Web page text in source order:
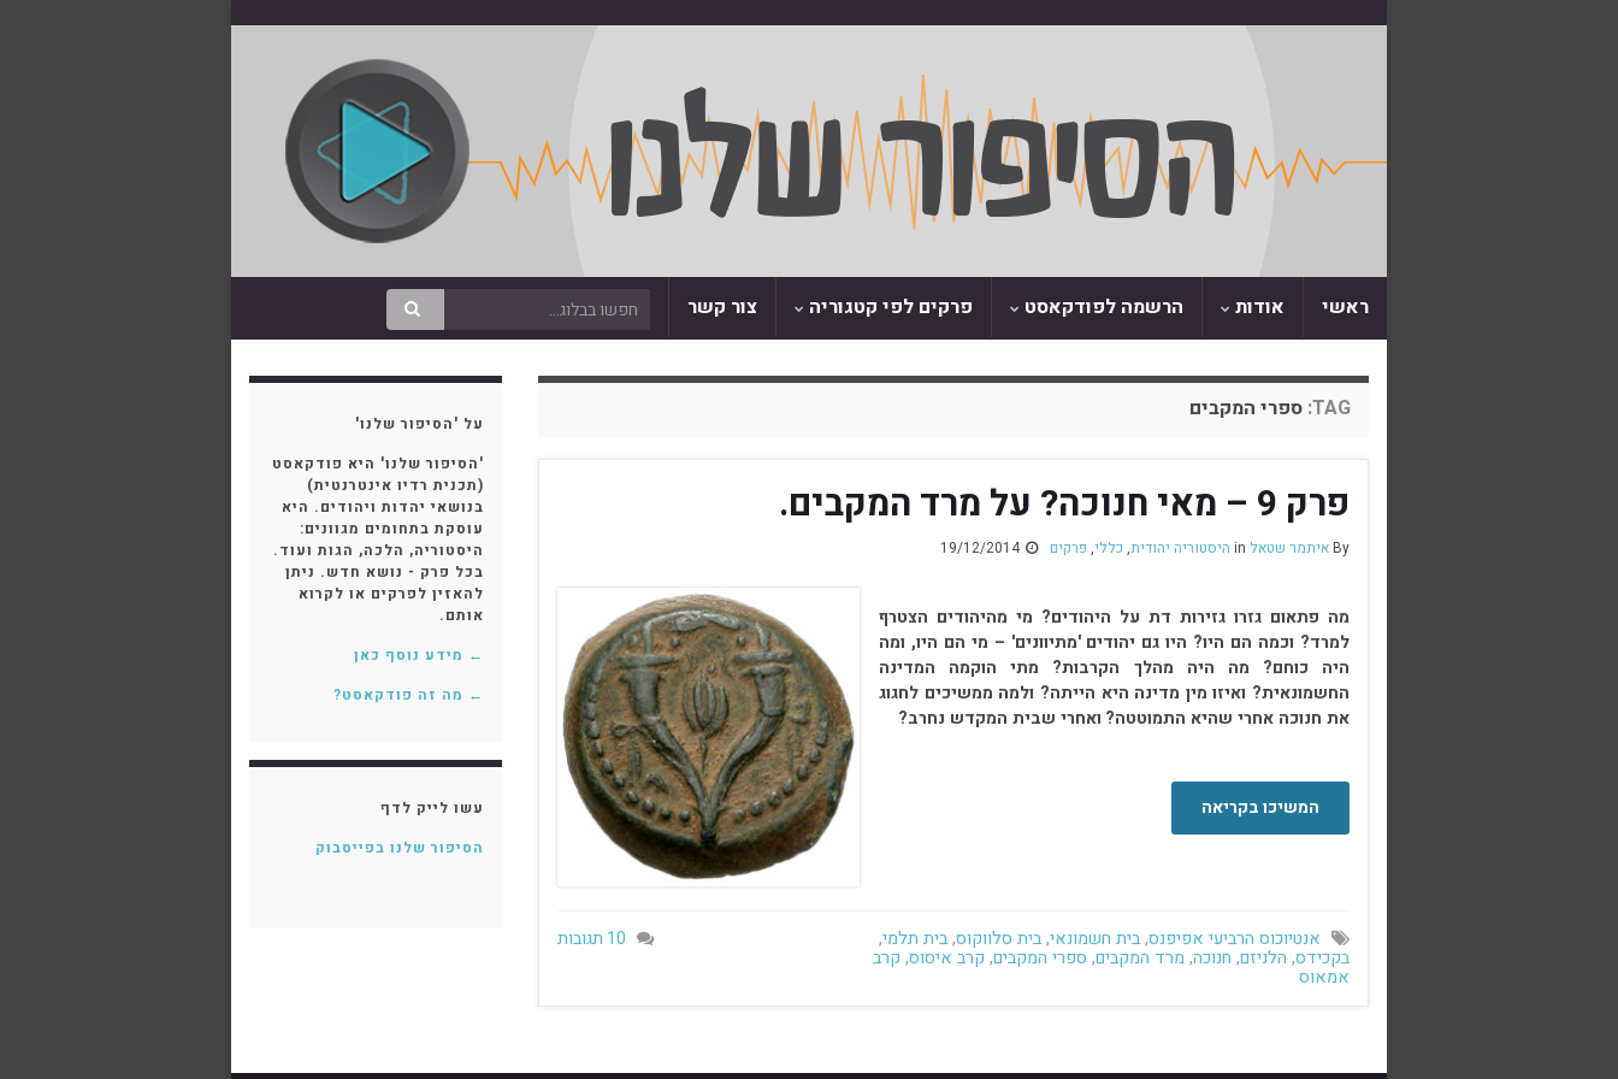
ראשי אודות הרשמה לפודקאסט פרקים לפי קטגוריה צור קשר
TAG: ספרי המקבים
פרק 9 – מאי חנוכה? על מרד המקבים.
Byאיתמר שטאל היסטוריה יהודית, כללי, פרקים 19/12/2014
מה פתאום גזרו גזירות דת על היהודים? מי מהיהודים הצטרף
למרד? וכמה הם היו? היו גם יהודים 'מתיוונים' – מי הם היו, ומה
היה כוחם? מה היה מהלך הקרבות? מתי הוקמה המדינה
החשמונאית? ואיזו מין מדינה היא הייתה? ולמה ממשיכים לחגוג
את חנוכה אחרי שהיא התמוטטה? ואחרי שבית המקדש נחרב?
המשיכו בקריאה
אנטיוכוס הרביעי אפיפנס,בית חשמונאי,בית סלווקוס,בית תלמי,
בקכידס, הלניזם, חנוכה, מרד המקבים, ספרי המקבים, קרב איסוס, קרב
אמאוס
10 תגובות
על 'הסיפור שלנו'
'הסיפור שלנו' היא פודקאסט
(תכנית רדיו אינטרנטית)
בנושאי יהדות ויהודים. היא
עוסקת בתחומים מגוונים:
היסטוריה, הלכה, הגות ועוד.
בכל פרק - נושא חדש. ניתן
להאזין לפרקים או לקרוא
אותם.
← מידע נוסף כאן
← מה זה פודקאסט?
עשו לייק לדף
הסיפור שלנו בפייסבוק